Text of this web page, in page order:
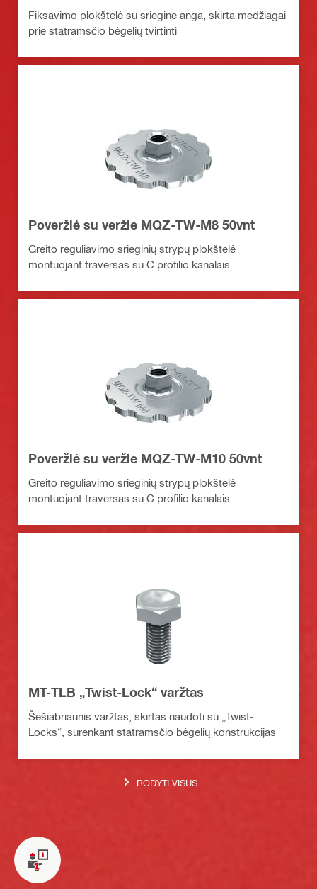
Fiksavimo plokštelė su sriegine anga, skirta medžiagai
prie statramsčio bėgelių tvirtinti
Poveržlė su veržle MQZ-TW-M8 50vnt
Greito reguliavimo srieginių strypų plokštelė
montuojant traversas su C profilio kanalais
Poveržlė su veržle MQZ-TW-M10 50vnt
Greito reguliavimo srieginių strypų plokštelė
montuojant traversas su C profilio kanalais
MT-TLB „Twist-Lock“ varžtas
Šešiabriaunis varžtas, skirtas naudoti su „Twist-
Locks“, surenkant statramsčio bėgelių konstrukcijas
RODYTI VISUS